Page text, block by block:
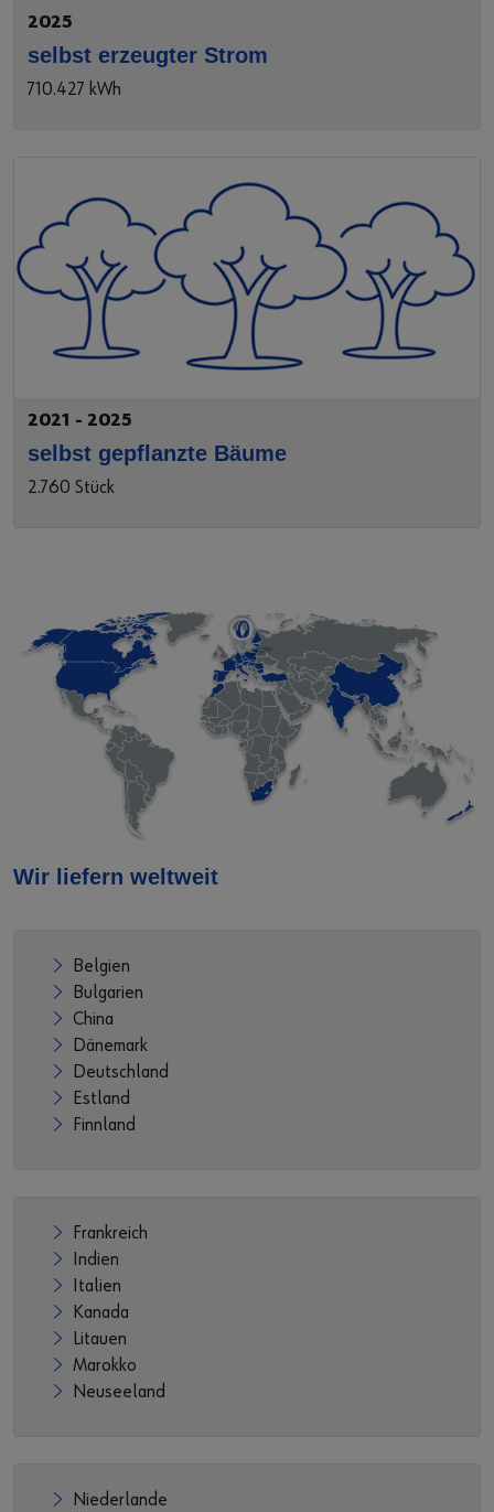
2025
selbst erzeugter Strom
710.427 kWh
2021 - 2025
selbst gepflanzte Bäume
2.760 Stück
Wir liefern weltweit
Belgien
Bulgarien
China
Dänemark
Deutschland
Estland
Finnland
Frankreich
Indien
Italien
Kanada
Litauen
Marokko
Neuseeland
Niederlande